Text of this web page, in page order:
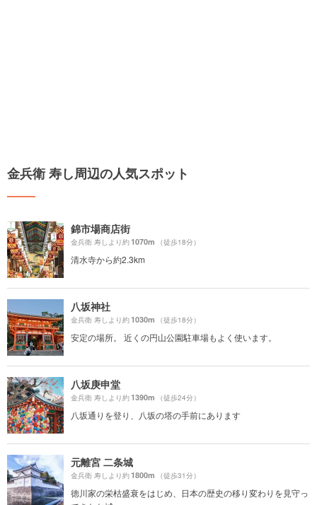
金兵衛 寿し周辺の人気スポット
錦市場商店街
金兵衛 寿しより約1070m （徒歩18分）
清水寺から約2.3km
八坂神社
金兵衛 寿しより約1030m （徒歩18分）
安定の場所。 近くの円山公園駐車場もよく使います。
八坂庚申堂
金兵衛 寿しより約1390m （徒歩24分）
八坂通りを登り、八坂の塔の手前にあります
元離宮 二条城
金兵衛 寿しより約1800m （徒歩31分）
徳川家の栄枯盛衰をはじめ、日本の歴史の移り変わりを見守っ